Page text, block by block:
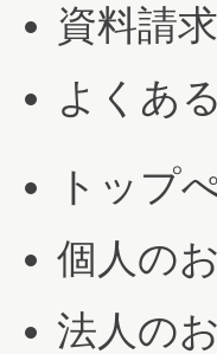
資料請求
よくあ
トップ
個人の
法人の